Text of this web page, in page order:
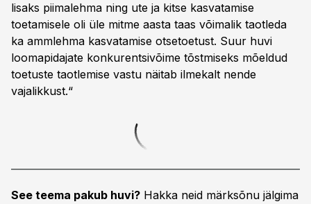
lisaks piimalehma ning ute ja kitse kasvatamise
toetamisele oli üle mitme aasta taas võimalik taotleda
ka ammlehma kasvatamise otsetoetust. Suur huvi
loomapidajate konkurentsivõime tõstmiseks mõeldud
toetuste taotlemise vastu näitab ilmekalt nende
vajalikkust.“
See teema pakub huvi? Hakka neid märksõnu jälgima